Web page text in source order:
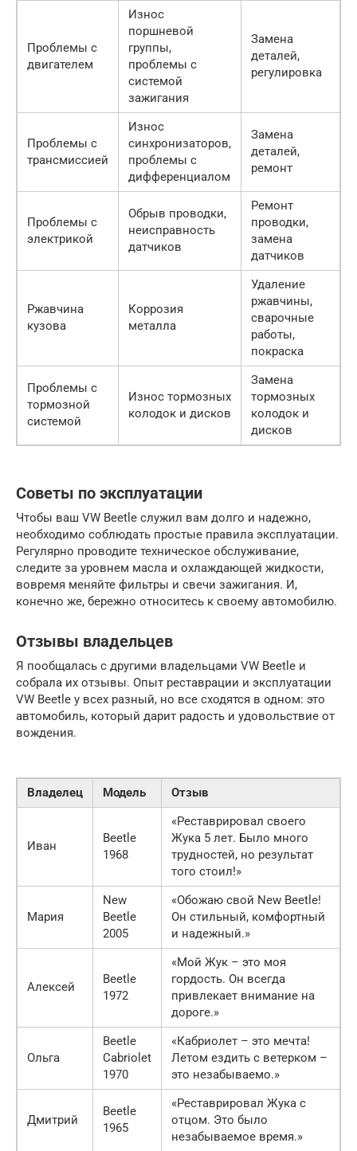
Проблемы с
двигателем
Износ
поршневой
группы,
проблемы с
системой
зажигания
Замена
деталей,
регулировка
Проблемы с
трансмиссией
Износ
синхронизаторов,
проблемы с
дифференциалом
Замена
деталей,
ремонт
Проблемы с
электрикой
Обрыв проводки,
неисправность
датчиков
Ремонт
проводки,
замена
датчиков
Ржавчина
кузова
Коррозия
металла
Удаление
ржавчины,
сварочные
работы,
покраска
Проблемы с
тормозной
системой
Износ тормозных
колодок и дисков
Замена
тормозных
колодок и
дисков
Советы по эксплуатации
Чтобы ваш VW Beetle служил вам долго и надежно,
необходимо соблюдать простые правила эксплуатации.
Регулярно проводите техническое обслуживание,
следите за уровнем масла и охлаждающей жидкости,
вовремя меняйте фильтры и свечи зажигания. И,
конечно же, бережно относитесь к своему автомобилю.
Отзывы владельцев
Я пообщалась с другими владельцами VW Beetle и
собрала их отзывы. Опыт реставрации и эксплуатации
VW Beetle у всех разный, но все сходятся в одном: это
автомобиль, который дарит радость и удовольствие от
вождения.
Владелец Модель Отзыв
Иван
Beetle
1968
«Реставрировал своего
Жука 5 лет. Было много
трудностей, но результат
того стоил!»
Мария
New
Beetle
2005
«Обожаю свой New Beetle!
Он стильный, комфортный
и надежный.»
Алексей
Beetle
1972
«Мой Жук – это моя
гордость. Он всегда
привлекает внимание на
дороге.»
Ольга
Beetle
Cabriolet
1970
«Кабриолет – это мечта!
Летом ездить с ветерком –
это незабываемо.»
Дмитрий
Beetle
1965
«Реставрировал Жука с
отцом. Это было
незабываемое время.»